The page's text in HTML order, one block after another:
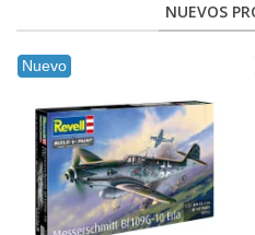
NUEVOS
Nuevo